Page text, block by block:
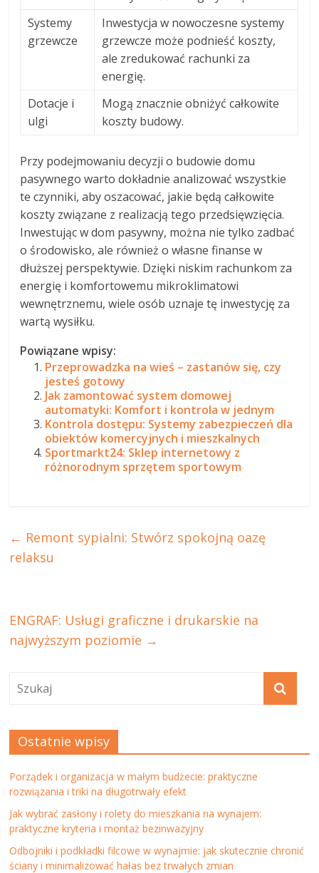
Systemy
grzewcze
Inwestycja w nowoczesne systemy
grzewcze może podnieść koszty,
ale zredukować rachunki za
energię.
Dotacje i
ulgi
Mogą znacznie obniżyć całkowite
koszty budowy.
Przy podejmowaniu decyzji o budowie domu
pasywnego warto dokładnie analizować wszystkie
te czynniki, aby oszacować, jakie będą całkowite
koszty związane z realizacją tego przedsięwzięcia.
Inwestując w dom pasywny, można nie tylko zadbać
o środowisko, ale również o własne finanse w
dłuższej perspektywie. Dzięki niskim rachunkom za
energię i komfortowemu mikroklimatowi
wewnętrznemu, wiele osób uznaje tę inwestycję za
wartą wysiłku.
Powiązane wpisy:
Przeprowadzka na wieś – zastanów się, czy
jesteś gotowy
Jak zamontować system domowej
automatyki: Komfort i kontrola w jednym
Kontrola dostępu: Systemy zabezpieczeń dla
obiektów komercyjnych i mieszkalnych
Sportmarkt24: Sklep internetowy z
różnorodnym sprzętem sportowym
← Remont sypialni: Stwórz spokojną oazę
relaksu
ENGRAF: Usługi graficzne i drukarskie na
najwyższym poziomie →
Ostatnie wpisy
Porządek i organizacja w małym budżecie: praktyczne
rozwiązania i triki na długotrwały efekt
Jak wybrać zasłony i rolety do mieszkania na wynajem:
praktyczne kryteria i montaż bezinwazyjny
Odbojniki i podkładki filcowe w wynajmie: jak skutecznie chronić
ściany i minimalizować hałas bez trwałych zmian